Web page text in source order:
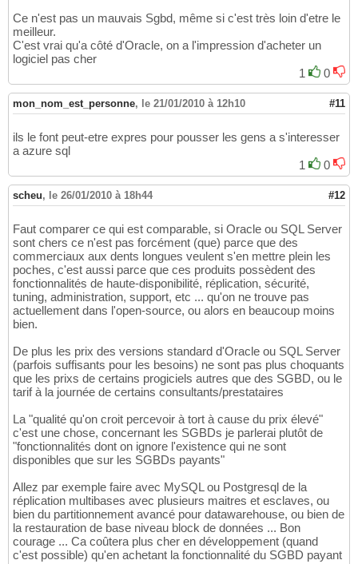
Ce n'est pas un mauvais Sgbd, même si c'est très loin d'etre le
meilleur.
C'est vrai qu'a côté d'Oracle, on a l'impression d'acheter un
logiciel pas cher
1
0
mon_nom_est_personne, le 21/01/2010 à 12h10 #11
ils le font peut-etre expres pour pousser les gens a s'interesser
a azure sql
1
0
scheu, le 26/01/2010 à 18h44 #12
Faut comparer ce qui est comparable, si Oracle ou SQL Server
sont chers ce n'est pas forcément (que) parce que des
commerciaux aux dents longues veulent s'en mettre plein les
poches, c'est aussi parce que ces produits possèdent des
fonctionnalités de haute-disponibilité, réplication, sécurité,
tuning, administration, support, etc ... qu'on ne trouve pas
actuellement dans l'open-source, ou alors en beaucoup moins
bien.
De plus les prix des versions standard d'Oracle ou SQL Server
(parfois suffisants pour les besoins) ne sont pas plus choquants
que les prixs de certains progiciels autres que des SGBD, ou le
tarif à la journée de certains consultants/prestataires
La "qualité qu'on croit percevoir à tort à cause du prix élevé"
c'est une chose, concernant les SGBDs je parlerai plutôt de
"fonctionnalités dont on ignore l'existence qui ne sont
disponibles que sur les SGBDs payants"
Allez par exemple faire avec MySQL ou Postgresql de la
réplication multibases avec plusieurs maitres et esclaves, ou
bien du partitionnement avancé pour datawarehouse, ou bien de
la restauration de base niveau block de données ... Bon
courage ... Ca coûtera plus cher en développement (quand
c'est possible) qu'en achetant la fonctionnalité du SGBD payant